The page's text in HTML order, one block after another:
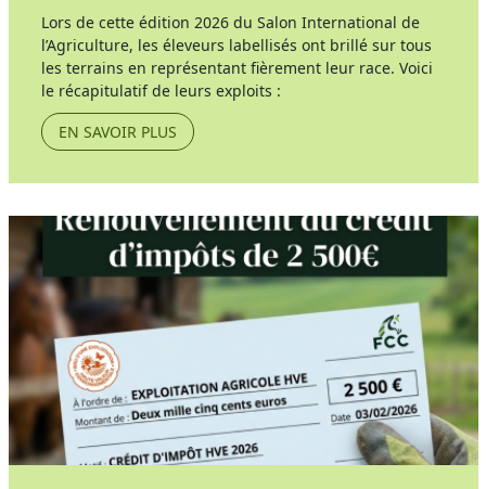
Lors de cette édition 2026 du Salon International de
l’Agriculture, les éleveurs labellisés ont brillé sur tous
les terrains en représentant fièrement leur race. Voici
le récapitulatif de leurs exploits :
EN SAVOIR PLUS